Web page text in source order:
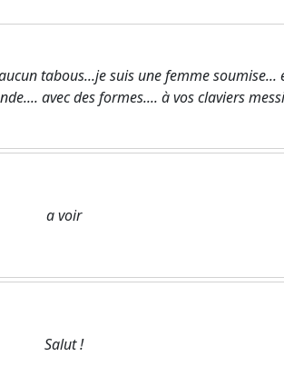
tabous...je suis une femme soumise...
avec des formes.... à vos claviers
a voir
Salut !